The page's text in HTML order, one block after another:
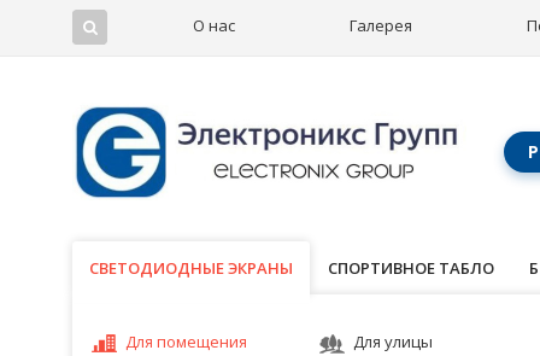
О нас Галерея
СВЕТОДИОДНЫЕ ЭКРАНЫ
СВЕТОДИОДНЫЕ ЭКРАНЫ СПОРТИВНОЕ ТАБЛО
Для помещения Для улицы